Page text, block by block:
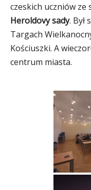
czeskich uczniów ze
Heroldovy sady. Był
Targach
Kościuszki. A
centrum miasta.